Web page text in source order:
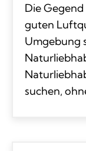
Die
guten
Umgebung
suchen,